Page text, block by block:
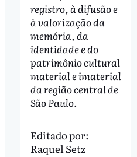
registro, à difusão e
à valorização da
memória, da
identidade e do
patrimônio cultural
material e imaterial
da região central de
São Paulo.
Editado por:
Raquel Setz